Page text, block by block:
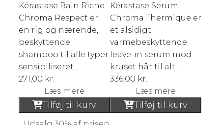
Kérastase Bain Riche
Chroma Respect er
en rig og nærende,
beskyttende
shampoo til alle typer
sensibiliseret...
271,00 kr.
Læs mere
Tilføj til kurv
Kérastase Serum
Chroma Thermique er
et alsidigt
varmebeskyttende
leave-in serum mod
kruset hår til alt...
336,00 kr.
Læs mere
Tilføj til kurv